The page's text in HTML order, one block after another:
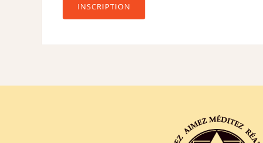
INSCRIPTION